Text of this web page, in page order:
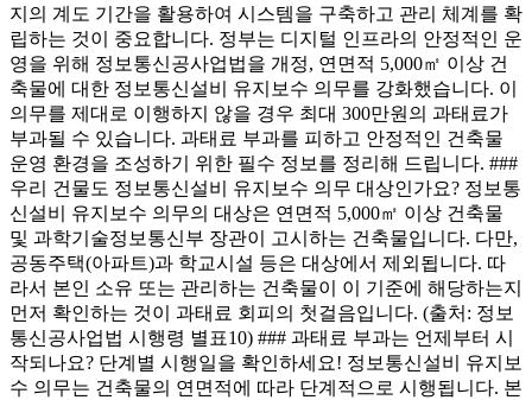
지의 계도 기간을 활용하여 시스템을 구축하고 관리 체계를 확
립하는 것이 중요합니다. 정부는 디지털 인프라의 안정적인 운
영을 위해 정보통신공사업법을 개정, 연면적 5,000㎡ 이상 건
축물에 대한 정보통신설비 유지보수 의무를 강화했습니다. 이
의무를 제대로 이행하지 않을 경우 최대 300만원의 과태료가
부과될 수 있습니다. 과태료 부과를 피하고 안정적인 건축물
운영 환경을 조성하기 위한 필수 정보를 정리해 드립니다. ###
우리 건물도 정보통신설비 유지보수 의무 대상인가요? 정보통
신설비 유지보수 의무의 대상은 연면적 5,000㎡ 이상 건축물
및 과학기술정보통신부 장관이 고시하는 건축물입니다. 다만,
공동주택(아파트)과 학교시설 등은 대상에서 제외됩니다. 따
라서 본인 소유 또는 관리하는 건축물이 이 기준에 해당하는지
먼저 확인하는 것이 과태료 회피의 첫걸음입니다. (출처: 정보
통신공사업법 시행령 별표10) ### 과태료 부과는 언제부터 시
작되나요? 단계별 시행일을 확인하세요! 정보통신설비 유지보
수 의무는 건축물의 연면적에 따라 단계적으로 시행됩니다. 본